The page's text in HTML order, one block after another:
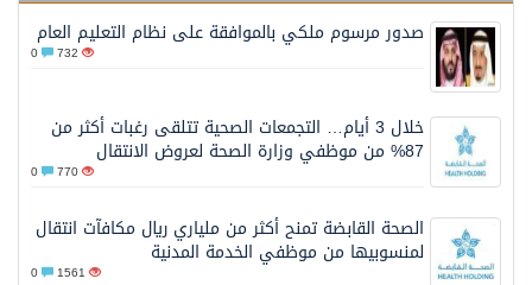
صدور مرسوم ملكي بالموافقة على نظام التعليم العام
732
خلال 3 أيام… التجمعات الصحية تتلقى رغبات أكثر من
87% من موظفي وزارة الصحة لعروض الانتقال
770
الصحة القابضة تمنح أكثر من ملياري ريال مكافآت انتقال
لمنسوبيها من موظفي الخدمة المدنية
1561